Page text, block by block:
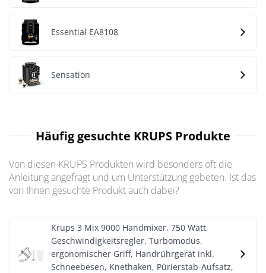
Essential EA8108
Sensation
Häufig gesuchte KRUPS Produkte
Von diesen KRUPS Produkten wird besonders oft die
Anleitung angefragt und um Unterstützung gebeten. Ist das
von Ihnen gesuchte Produkt auch dabei?
Krups 3 Mix 9000 Handmixer, 750 Watt,
Geschwindigkeitsregler, Turbomodus,
ergonomischer Griff, Handrührgerät inkl.
Schneebesen, Knethaken, Pürierstab-Aufsatz,